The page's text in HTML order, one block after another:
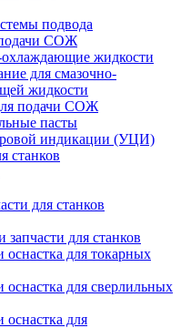
подвода
СОЖ
жидкости
для смазочно-
жидкости
подачи СОЖ
пасты
индикации (УЦИ)
станков
для станков
запчасти для станков
оснастка для токарных
оснастка для сверлильных
оснастка для